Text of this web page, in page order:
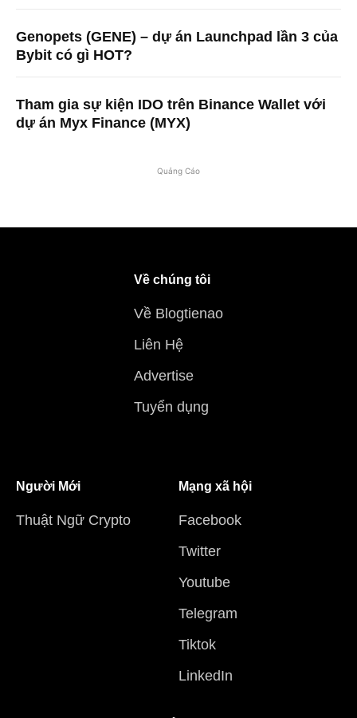
Genopets (GENE) – dự án Launchpad lần 3 của
Bybit có gì HOT?
Tham gia sự kiện IDO trên Binance Wallet với
dự án Myx Finance (MYX)
Quảng Cáo
Về chúng tôi
Về Blogtienao
Liên Hệ
Advertise
Tuyển dụng
Người Mới
Thuật Ngữ Crypto
Mạng xã hội
Facebook
Twitter
Youtube
Telegram
Tiktok
LinkedIn